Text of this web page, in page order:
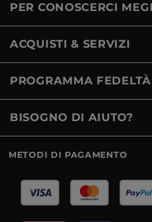
PER CONOSCERCI
ACQUISTI & SERVIZI
PROGRAMMA FEDELTÀ
BISOGNO DI AIUTO?
METODI DI PAGAMENTO